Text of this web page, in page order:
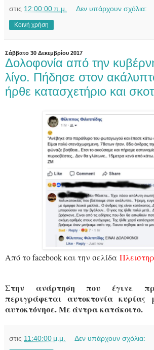
στις 12:00:00 π.μ. Δεν υπάρχουν σχόλια:
Κοινή χρήση
Σάββατο 30 Δεκεμβρίου 2017
Δολοφονία από την
λίγο. Πήδησε στον
ήρθε κατασχετήριο και
Από το facebook και την σελίδα
Στην ανάρτηση που έγινε
περιγράφεται αυτοκτονία κυρίας
αυτοκτόνησε. Με άντρα κατάκοιτο.
στις 11:40:00 μ.μ. Δεν υπάρχουν σχόλια: